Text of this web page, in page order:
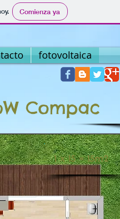
Comienza ya
Compac
1 x 15 = 15m2
fotovoltaica